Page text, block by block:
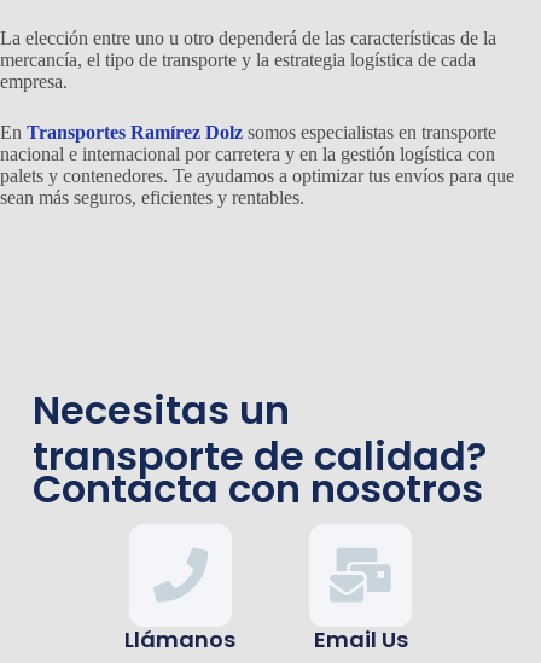
La elección entre uno u otro dependerá de las características de la
mercancía, el tipo de transporte y la estrategia logística de cada
empresa.
En Transportes Ramírez Dolz somos especialistas en transporte
nacional e internacional por carretera y en la gestión logística con
palets y contenedores. Te ayudamos a optimizar tus envíos para que
sean más seguros, eficientes y rentables.
Necesitas un
transporte de calidad?
Contacta con nosotros
Llámanos Email Us